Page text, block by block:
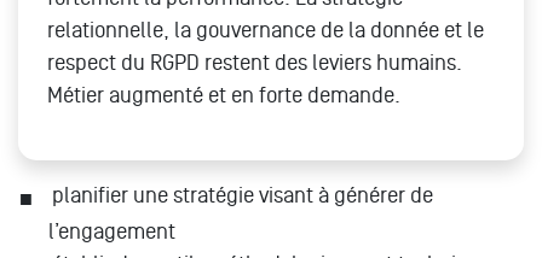
relationnelle, la gouvernance de la donnée et le
respect du RGPD restent des leviers humains.
Métier augmenté et en forte demande.
planifier une stratégie visant à générer de
l’engagement